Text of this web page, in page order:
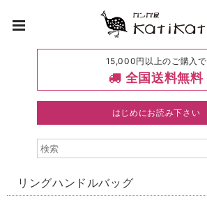
15,000円以上のご購入で
全国送料無料
はじめにお読み下さい
リングハンドルバッグ